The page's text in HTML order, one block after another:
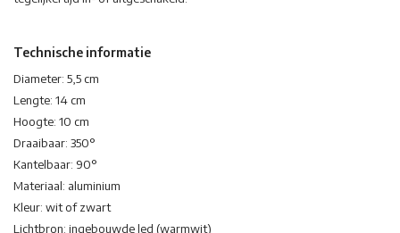
Technische informatie
Diameter: 5,5 cm
Lengte: 14 cm
Hoogte: 10 cm
Draaibaar: 350°
Kantelbaar: 90°
Materiaal: aluminium
Kleur: wit of zwart
Lichtbron: ingebouwde led (warmwit)